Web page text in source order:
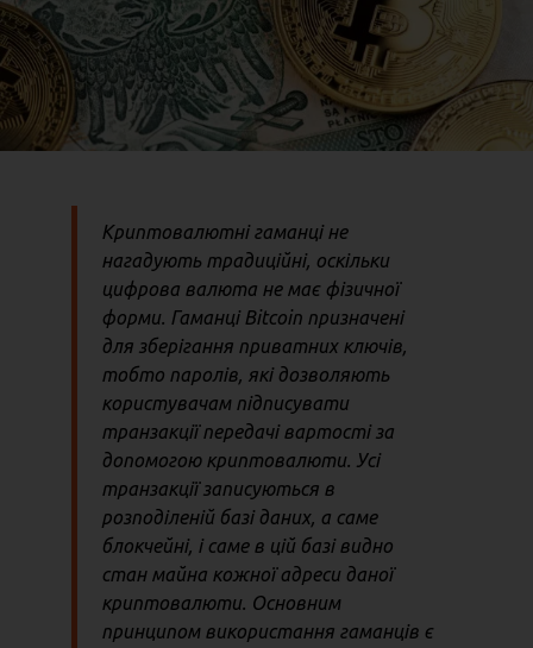
Криптовалютні гаманці не
нагадують традиційні, оскільки
цифрова валюта не має фізичної
форми. Гаманці Bitcoin призначені
для зберігання приватних ключів,
тобто паролів, які дозволяють
користувачам підписувати
транзакції передачі вартості за
допомогою криптовалюти. Усі
транзакції записуються в
розподіленій базі даних, а саме
блокчейні, і саме в цій базі видно
стан майна кожної адреси даної
криптовалюти. Основним
принципом використання гаманців є